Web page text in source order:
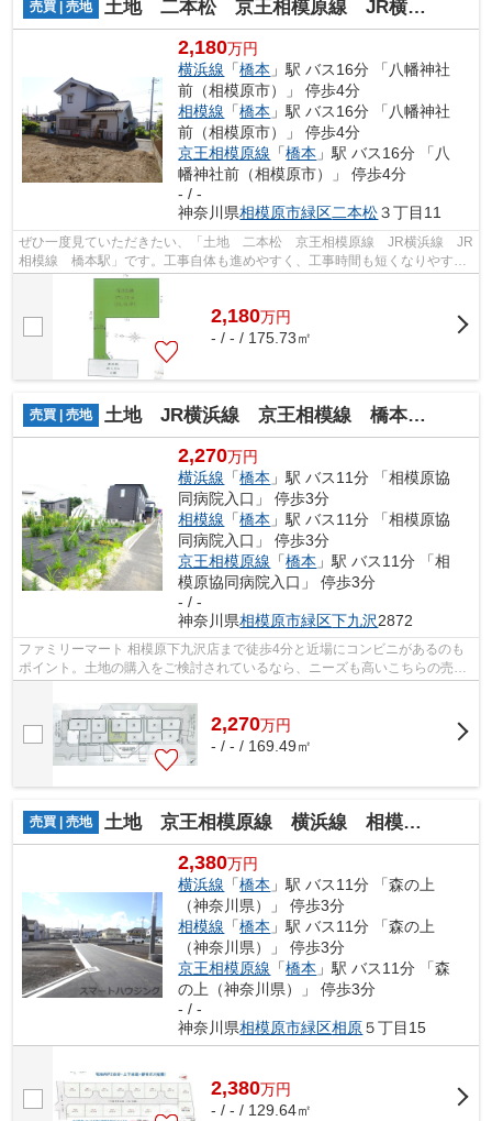
売買 | 売地 土地 二本松 京王相模原線 JR横浜線 JR相模線 橋本駅
2,180万円
横浜線 「橋本 」駅 バス16分 「八幡神社
前（相模原市）」 停歩4分
相模線 「橋本 」駅 バス16分 「八幡神社
前（相模原市）」 停歩4分
京王相模原線 「橋本 」駅 バス16分 「八
幡神社前（相模原市）」 停歩4分
- / -
神奈川県相模原市緑区二本松３丁目11
ぜひ一度見ていただきたい、「土地 二本松 京王相模原線 JR横浜線 JR
相模線 橋本駅」です。工事自体も進めやすく、工事時間も短くなりやすい
平坦地です。売地をお探しの方におす...
2,180万円
- / - / 175.73㎡
売買 | 売地 土地 JR横浜線 京王相模線 橋本駅 下九沢 建築条件無し
2,270万円
横浜線 「橋本 」駅 バス11分 「相模原協
同病院入口」 停歩3分
相模線 「橋本 」駅 バス11分 「相模原協
同病院入口」 停歩3分
京王相模原線 「橋本 」駅 バス11分 「相
模原協同病院入口」 停歩3分
- / -
神奈川県相模原市緑区下九沢2872
ファミリーマート 相模原下九沢店まで徒歩4分と近場にコンビニがあるのも
ポイント。土地の購入をご検討されているなら、ニーズも高いこちらの売地
2,270万円
- / - / 169.49㎡
売買 | 売地 土地 京王相模原線 横浜線 相模線 橋本駅 相原5
2,380万円
横浜線 「橋本 」駅 バス11分 「森の上
（神奈川県）」 停歩3分
相模線 「橋本 」駅 バス11分 「森の上
（神奈川県）」 停歩3分
京王相模原線 「橋本 」駅 バス11分 「森
の上（神奈川県）」 停歩3分
- / -
神奈川県相模原市緑区相原５丁目15
2,380万円
- / - / 129.64㎡